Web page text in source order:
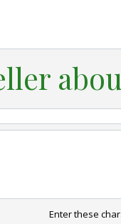
Enter these